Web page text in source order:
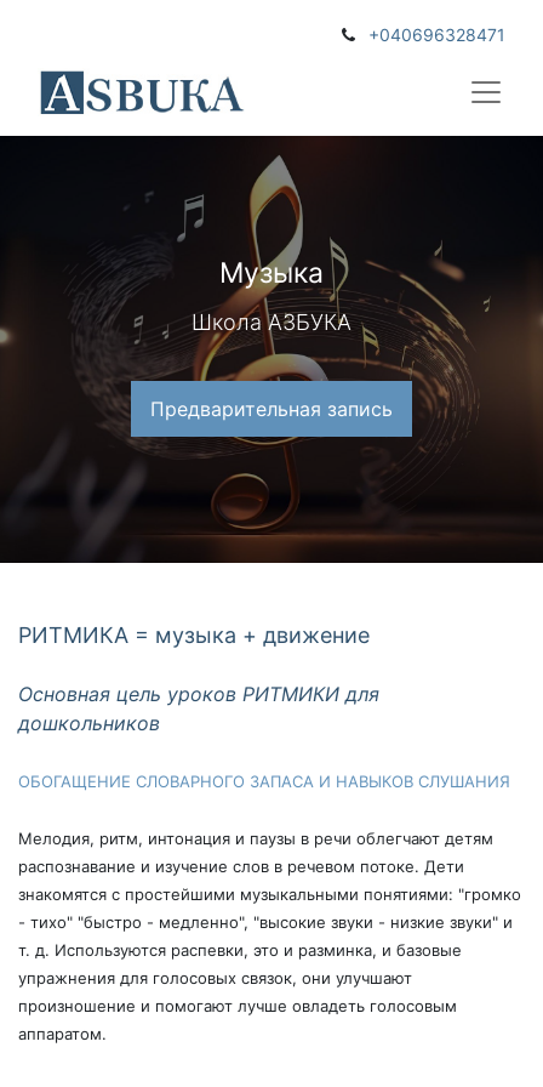
+040696328471
Музыка
Школа АЗБУКА
Предварительная запись
РИТМИКА = музыка + движение
Основная цель уроков РИТМИКИ для
дошкольников
ОБОГАЩЕНИЕ СЛОВАРНОГО ЗАПАСА И НАВЫКОВ СЛУШАНИЯ
Мелодия, ритм, интонация и паузы в речи облегчают детям
распознавание и изучение слов в речевом потоке. Дети
знакомятся с простейшими музыкальными понятиями: "громко
- тихо" "быстро - медленно", "высокие звуки - низкие звуки" и
т. д. Используются распевки, это и разминка, и базовые
упражнения для голосовых связок, они улучшают
произношение и помогают лучше овладеть голосовым
аппаратом.